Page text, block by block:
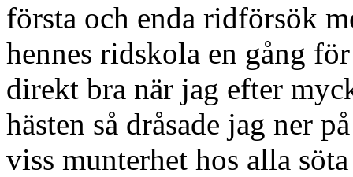
första och enda ridförsök
hennes ridskola en gång
direkt bra när jag efter
hästen så dråsade jag ner
viss munterhet hos alla